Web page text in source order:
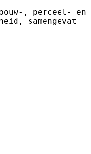
, perceel- en
samengevat